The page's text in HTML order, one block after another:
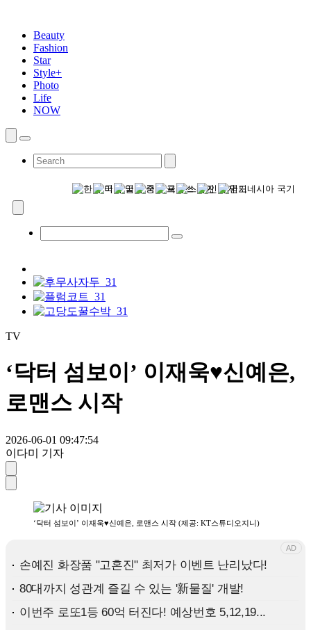
Beauty
Fashion
Star
Style+
Photo
Life
NOW
TV
‘닥터 섬보이’ 이재욱♥신예은,
로맨스 시작
2026-06-01 09:47:54
이다미 기자
‘닥터 섬보이’ 이재욱♥신예은, 로맨스 시작 (제공: KT스튜디오지니)